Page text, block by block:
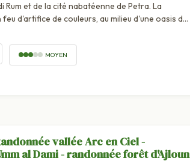
Rum et de la cité nabatéenne de Petra. La
d'artifice de couleurs, au milieu d'une oasis de
MOYEN
vallée Arc en Ciel -
al Dami - randonnée forêt d'Ajloun